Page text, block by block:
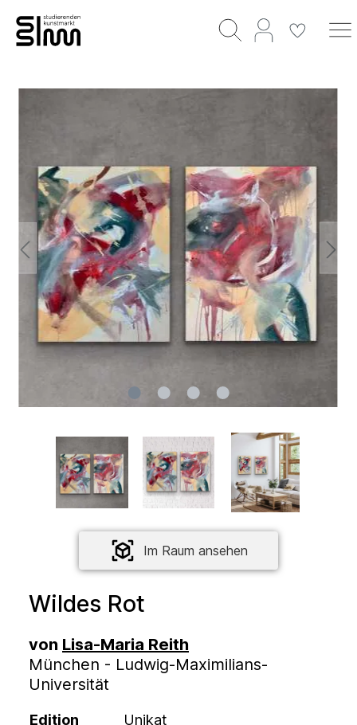
Im Raum ansehen
Wildes Rot
von Lisa-Maria Reith
München - Ludwig-Maximilians-
Universität
Edition
Unikat